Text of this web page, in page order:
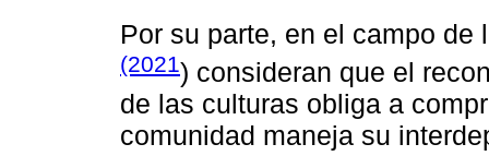
Por su parte, en el campo
(2021) consideran que el
de las culturas obliga a
comunidad maneja su